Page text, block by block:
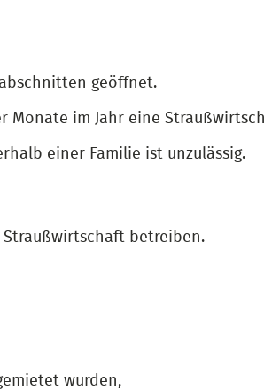
geöffnet.
Monate im Jahr eine
einer Familie ist unzulässig.
betreiben.
wurden,